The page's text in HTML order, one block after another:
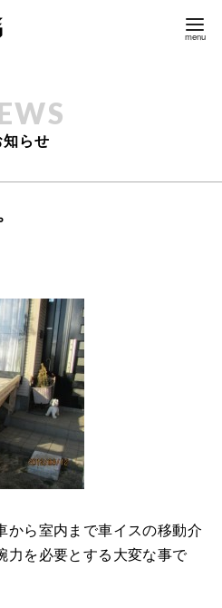
知らせ
から室内まで車イスの移動介
力を必要とする大変な事で